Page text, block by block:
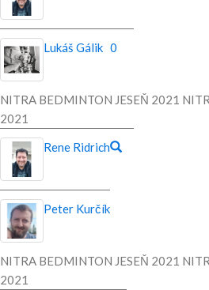
Lukáš Gálik 0
NITRA BEDMINTON JESEŇ 2021
2021
Rene Ridrich
Peter Kurčík
NITRA BEDMINTON JESEŇ 2021
2021